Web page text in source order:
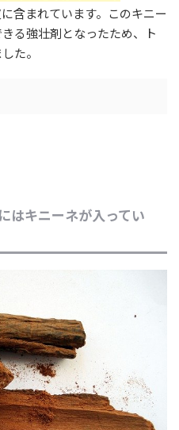
含まれています。このキニー
る強壮剤となったため、ト
た。
はキニーネが入ってい